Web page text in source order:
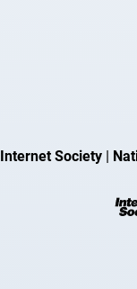
Internet Society |